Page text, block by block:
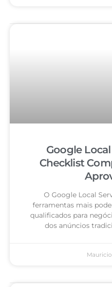
Google
Checklist
O Google Local
ferramentas mais
qualificados para
dos anúncios